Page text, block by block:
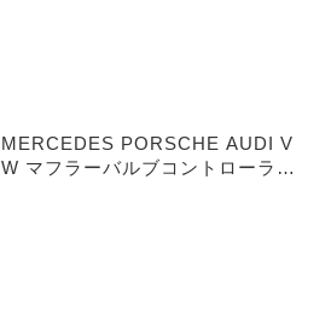
MERCEDES PORSCHE AUDI V
W マフラーバルブコントローラー